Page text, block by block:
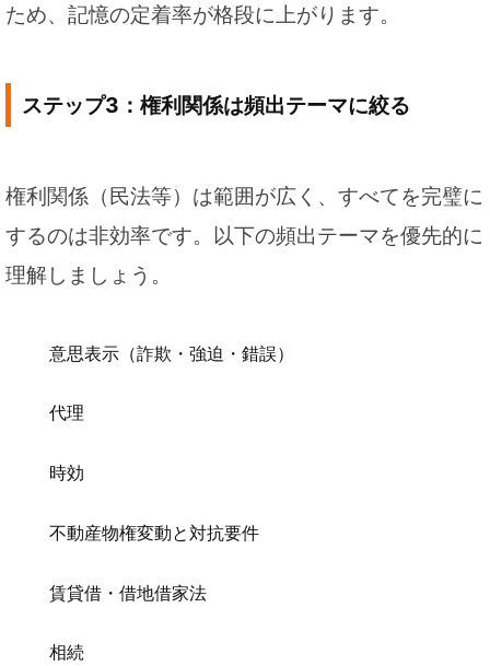
ため、記憶の定着率が格段に上がります。
ステップ3：権利関係は頻出テーマに絞る
権利関係（民法等）は範囲が広く、すべてを完璧に
するのは非効率です。以下の頻出テーマを優先的に
理解しましょう。
意思表示（詐欺・強迫・錯誤）
代理
時効
不動産物権変動と対抗要件
賃貸借・借地借家法
相続